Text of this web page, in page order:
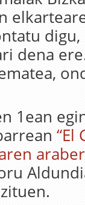
dena
1ean
“El